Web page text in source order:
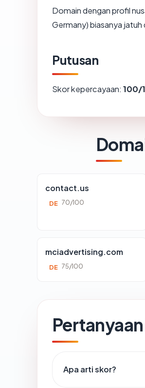
Domain dengan profil
Germany) biasanya
Putusan
Skor kepercayaan: 100/
contact.us
DE 70/100
mciadvertising.com
DE 75/100
Apa arti skor?